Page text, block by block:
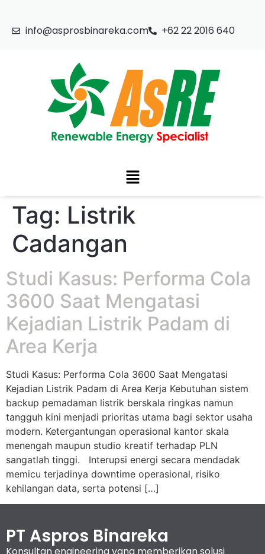
info@asprosbinareka.com +62 22 2016 640
Tag: Listrik
Cadangan
Studi Kasus: Performa Cola
3600 Saat Mengatasi
Kejadian Listrik Padam di
Area Kerja
Studi Kasus: Performa Cola 3600 Saat Mengatasi
Kejadian Listrik Padam di Area Kerja Kebutuhan sistem
backup pemadaman listrik berskala ringkas namun
tangguh kini menjadi prioritas utama bagi sektor usaha
modern. Ketergantungan operasional kantor skala
menengah maupun studio kreatif terhadap PLN
sangatlah tinggi. Interupsi energi secara mendadak
memicu terjadinya downtime operasional, risiko
kehilangan data, serta potensi […]
PT Aspros Binareka
Konsultan engineering yang memberikan solusi